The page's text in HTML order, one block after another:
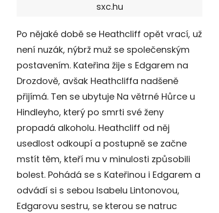
sxc.hu
Po nějaké době se Heathcliff opět vrací, už
není nuzák, nýbrž muž se společenským
postavením. Kateřina žije s Edgarem na
Drozdově, avšak Heathcliffa nadšeně
přijímá. Ten se ubytuje Na větrné Hůrce u
Hindleyho, který po smrti své ženy
propadá alkoholu. Heathcliff od něj
usedlost odkoupí a postupně se začne
mstít těm, kteří mu v minulosti způsobili
bolest. Pohádá se s Kateřinou i Edgarem a
odvádí si s sebou Isabelu Lintonovou,
Edgarovu sestru, se kterou se natruc